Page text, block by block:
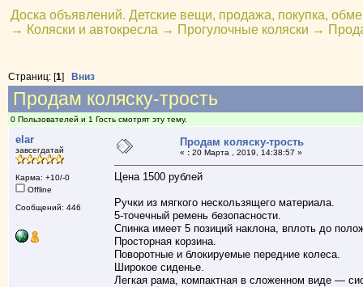
Доска объявлений. Детские вещи, продажа, покупка,
→ Коляски и автокресла → Прогулочные коляски →
Страниц: [1] Вниз
Продам коляску-трость
0 Пользователей и 1 Гость смотрят эту тему.
elar
завсегдатай
Карма: +10/-0
Offline
Сообщений: 446
Продам коляску-трость
« :20 Марта , 2019, 14:38:57 »
Цена 1500 рублей
Ручки из мягкого нескользящего материала.
5-точечный ремень безопасности.
Спинка имеет 5 позиций наклона, вплоть до
Просторная корзина.
Поворотные и блокируемые передние колеса.
Широкое сиденье.
Легкая рама, компактная в сложенном виде —